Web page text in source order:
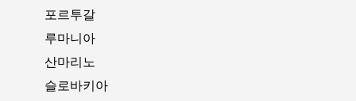
포르투갈
루마니아
산마리노
슬로바키아